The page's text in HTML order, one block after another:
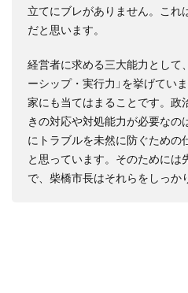
立てにブレがありません。こ
だと思います。
経営者に求める三大能力として
ーシップ・実行力」を挙げてい
家にも当てはまることです。政
きの対応や対処能力が必要な
にトラブルを未然に防ぐため
と思っています。そのためには
で、柴橋市長はそれらをしっか